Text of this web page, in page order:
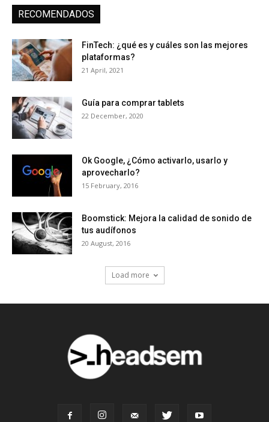
RECOMENDADOS
FinTech: ¿qué es y cuáles son las mejores
plataformas?
21 April, 2021
Guía para comprar tablets
22 December, 2020
Ok Google, ¿Cómo activarlo, usarlo y
aprovecharlo?
15 February, 2016
Boomstick: Mejora la calidad de sonido de
tus audífonos
20 August, 2016
Load more